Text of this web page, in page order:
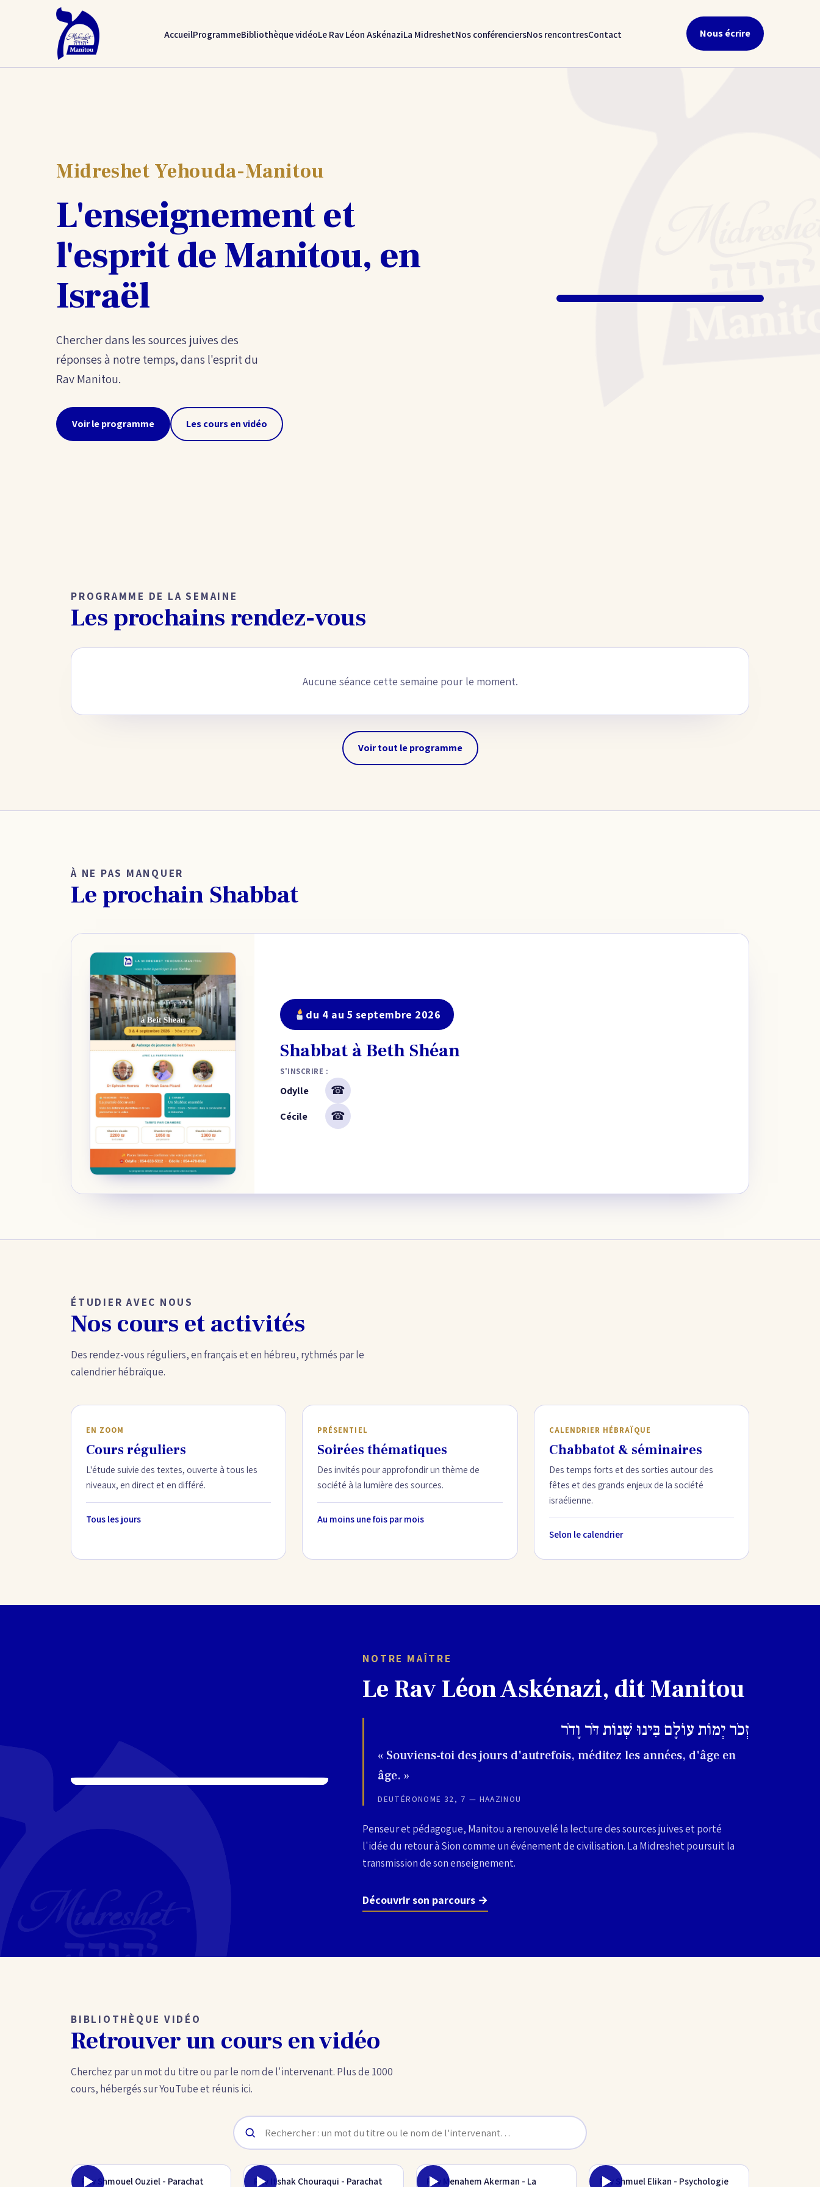
AccueilProgrammeBibliothèque vidéoLe Rav Léon AskénaziLa MidreshetNos conférenciersNos rencontresContact Nous écrire
Midreshet Yehouda-Manitou
L'enseignement et
l'esprit de Manitou, en
Israël
Chercher dans les sources juives des
réponses à notre temps, dans l'esprit du
Rav Manitou.
Voir le programme Les cours en vidéo
PROGRAMME DE LA SEMAINE
Les prochains rendez-vous
Aucune séance cette semaine pour le moment.
Voir tout le programme
À NE PAS MANQUER
Le prochain Shabbat
du 4 au 5 septembre 2026
Shabbat à Beth Shéan
S'INSCRIRE :
Odylle ☎
Cécile ☎
ÉTUDIER AVEC NOUS
Nos cours et activités
Des rendez-vous réguliers, en français et en hébreu, rythmés par le
calendrier hébraïque.
EN ZOOM
Cours réguliers
L'étude suivie des textes, ouverte à tous les
niveaux, en direct et en différé.
Tous les jours
PRÉSENTIEL
Soirées thématiques
Des invités pour approfondir un thème de
société à la lumière des sources.
Au moins une fois par mois
CALENDRIER HÉBRAÏQUE
Chabbatot & séminaires
Des temps forts et des sorties autour des
fêtes et des grands enjeux de la société
israélienne.
Selon le calendrier
NOTRE MAÎTRE
Le Rav Léon Askénazi, dit Manitou
זְכֹר יְמוֹת עוֹלָם בִּינוּ שְׁנוֹת דֹּר וָדֹר
« Souviens-toi des jours d'autrefois, méditez les années, d'âge en
âge. »
DEUTÉRONOME 32, 7 — HAAZINOU
Penseur et pédagogue, Manitou a renouvelé la lecture des sources juives et porté
l'idée du retour à Sion comme un événement de civilisation. La Midreshet poursuit la
transmission de son enseignement.
Découvrir son parcours →
BIBLIOTHÈQUE VIDÉO
Retrouver un cours en vidéo
Cherchez par un mot du titre ou par le nom de l'intervenant. Plus de 1000
cours, hébergés sur YouTube et réunis ici.
Rav Shmouel Ouziel - Parachat Rav Itshak Chouraqui - Parachat Rav Menahem Akerman - La Rav Shmuel Elikan - Psychologie